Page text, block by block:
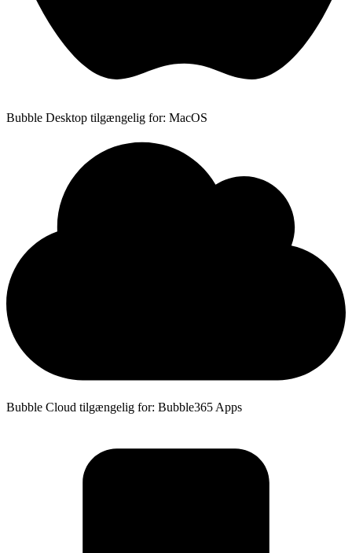
Bubble Desktop tilgængelig for: MacOS
Bubble Cloud tilgængelig for: Bubble365 Apps